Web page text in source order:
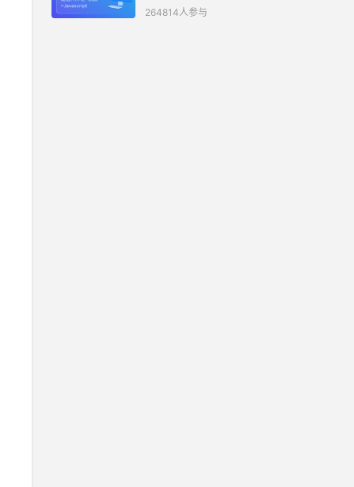
264814人参与